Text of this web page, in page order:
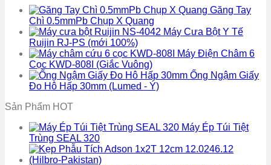
Găng Tay
Chì 0.5mmPb Chụp X Quang
Máy Cưa Bột Y Tế
Ruijin RJ-PS (mới 100%)
Máy Điện Châm 6
Cọc KWD-808I (Giắc Vuông)
Ống Ngậm Giấy
Đo Hô Hấp 30mm (Lumed - Ý)
Sản Phẩm HOT
Máy Ép Túi Tiệt
Trùng SEAL 320